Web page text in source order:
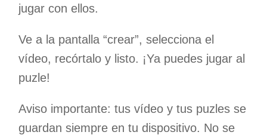
jugar con ellos.
Ve a la pantalla “crear”, selecciona el
vídeo, recórtalo y listo. ¡Ya puedes jugar al
puzle!
Aviso importante: tus vídeo y tus puzles se
guardan siempre en tu dispositivo. No se